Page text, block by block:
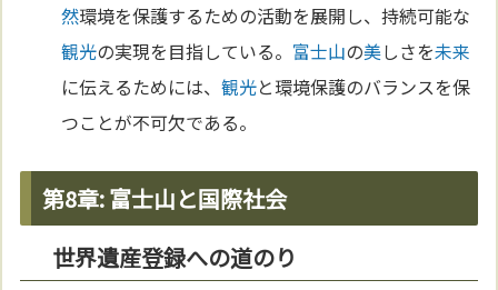
然環境を保護するための活動を展開し、持続可能な
観光の実現を目指している。 富士山の美しさを未来
に伝えるためには、観光と環境保護のバランスを保
つことが不可欠である。
第8章: 富士山と国際社会
世界遺産登録への道のり